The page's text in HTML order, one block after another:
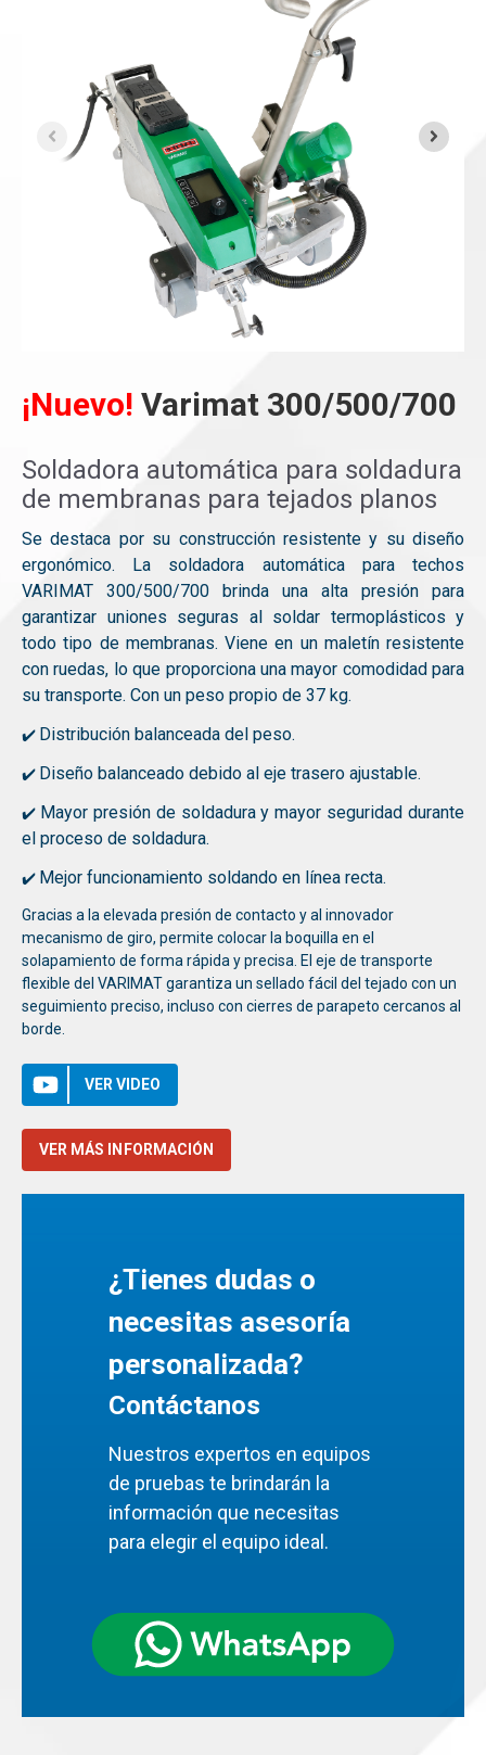
¡Nuevo! Varimat 300/500/700
Soldadora automática para soldadura
de membranas para tejados planos
Se destaca por su construcción resistente y su diseño
ergonómico. La soldadora automática para techos
VARIMAT 300/500/700 brinda una alta presión para
garantizar uniones seguras al soldar termoplásticos y
todo tipo de membranas. Viene en un maletín resistente
con ruedas, lo que proporciona una mayor comodidad para
su transporte. Con un peso propio de 37 kg.
✔️ Distribución balanceada del peso.
✔️ Diseño balanceado debido al eje trasero ajustable.
✔️ Mayor presión de soldadura y mayor seguridad durante
el proceso de soldadura.
✔️ Mejor funcionamiento soldando en línea recta.
Gracias a la elevada presión de contacto y al innovador
mecanismo de giro, permite colocar la boquilla en el
solapamiento de forma rápida y precisa. El eje de transporte
flexible del VARIMAT garantiza un sellado fácil del tejado con un
seguimiento preciso, incluso con cierres de parapeto cercanos al
borde.
VER VIDEO
VER MÁS INFORMACIÓN
¿Tienes dudas o
necesitas asesoría
personalizada?
Contáctanos
Nuestros expertos en equipos
de pruebas te brindarán la
información que necesitas
para elegir el equipo ideal.